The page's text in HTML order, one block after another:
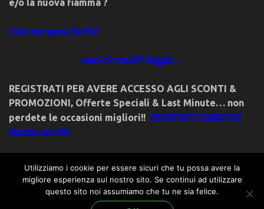
e/o la nuova fiamma ?
Con noi puoi farlo!
non ci credi? leggi:…
REGISTRATI PER AVERE ACCESSO AGLI SCONTI &
PROMOZIONI, Offerte Speciali & Last Minute… non
perdete le occasioni migliori!! ISCRIVITI SUBITO!
basta un clic
© 2018friulivg.it. -*- By ST.GEORGE.DRAGONSLAYER LLC -*-
admin@st-george-dragonslayer.com
Utilizziamo i cookie per essere sicuri che tu possa avere la
migliore esperienza sul nostro sito. Se continui ad utilizzare
questo sito noi assumiamo che tu ne sia felice.